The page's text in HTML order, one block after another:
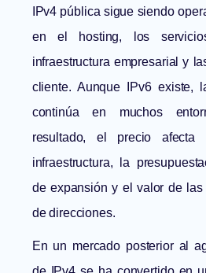
IPv4 pública sigue siendo
en el hosting, los
infraestructura empresarial y
cliente. Aunque IPv6 existe,
continúa en muchos
resultado, el precio afecta
infraestructura, la
de expansión y el valor de las
de direcciones.
En un mercado posterior al